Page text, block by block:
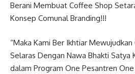
Berani Membuat Coffee Shop
Konsep Comunal Branding!!!
“Maka Kami Ber Ikhtiar
Selaras Dengan Nawa Bhakti Satya
dalam Program One Pesantren